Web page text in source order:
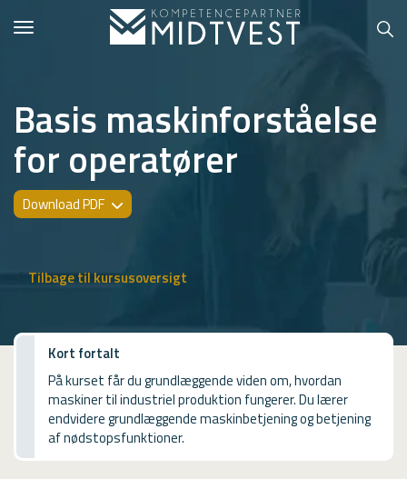
Hvem er vi?
Kontakt konsulent
ONLINE
USMA
Videoguides
Basis maskinforståelse
for operatører
Download PDF
Tilbage til kursusoversigt
Kort fortalt
På kurset får du grundlæggende viden om, hvordan
maskiner til industriel produktion fungerer. Du lærer
endvidere grundlæggende maskinbetjening og betjening
af nødstopsfunktioner.